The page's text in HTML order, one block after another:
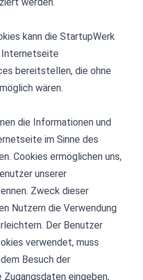
kann die StartupWerk
Internetseite
bereitstellen, die ohne
wären.
die Informationen und
im Sinne des
Cookies ermöglichen uns,
unserer
Zweck dieser
Nutzern die Verwendung
Der Benutzer
verwendet, muss
Besuch der
eingeben,